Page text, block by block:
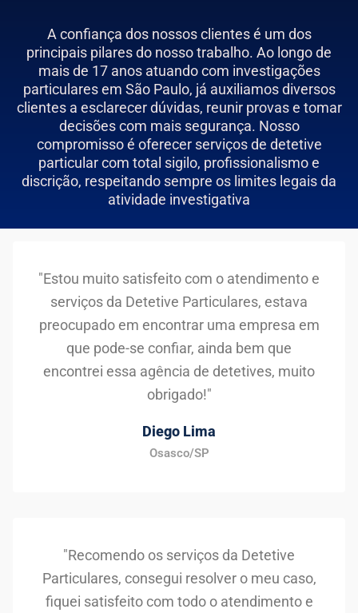
A confiança dos nossos clientes é um dos
principais pilares do nosso trabalho. Ao longo de
mais de 17 anos atuando com investigações
particulares em São Paulo, já auxiliamos diversos
clientes a esclarecer dúvidas, reunir provas e tomar
decisões com mais segurança. Nosso
compromisso é oferecer serviços de detetive
particular com total sigilo, profissionalismo e
discrição, respeitando sempre os limites legais da
atividade investigativa
"Estou muito satisfeito com o atendimento e
serviços da Detetive Particulares, estava
preocupado em encontrar uma empresa em
que pode-se confiar, ainda bem que
encontrei essa agência de detetives, muito
obrigado!"
Diego Lima
Osasco/SP
"Recomendo os serviços da Detetive
Particulares, consegui resolver o meu caso,
fiquei satisfeito com todo o atendimento e